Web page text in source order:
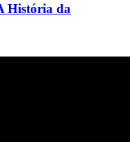
História da